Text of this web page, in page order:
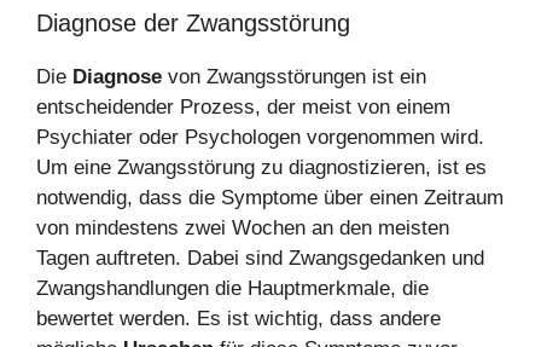
Diagnose der Zwangsstörung
Die Diagnose von Zwangsstörungen ist ein
entscheidender Prozess, der meist von einem
Psychiater oder Psychologen vorgenommen wird.
Um eine Zwangsstörung zu diagnostizieren, ist es
notwendig, dass die Symptome über einen Zeitraum
von mindestens zwei Wochen an den meisten
Tagen auftreten. Dabei sind Zwangsgedanken und
Zwangshandlungen die Hauptmerkmale, die
bewertet werden. Es ist wichtig, dass andere